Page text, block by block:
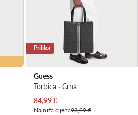
Prilika
Guess
Torbica · Crna
Trenutna cijena
84,99€
Najniža cijena93,99 €